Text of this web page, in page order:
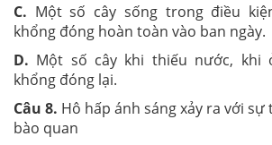
C. Một số cây sống trong điều
khổng đóng hoàn toàn vào ban ngày.
D. Một số cây khi thiếu nước, khi
khổng đóng lại.
Câu 8. Hô hấp ánh sáng xảy ra với sự
bào quan